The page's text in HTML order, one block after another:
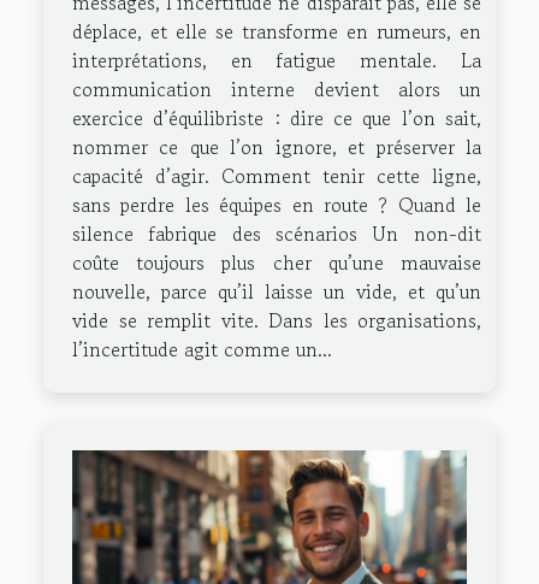
déplace, et elle se transforme en rumeurs, en
interprétations, en fatigue mentale. La
communication interne devient alors un
exercice d’équilibriste : dire ce que l’on sait,
nommer ce que l’on ignore, et préserver la
capacité d’agir. Comment tenir cette ligne,
sans perdre les équipes en route ? Quand le
silence fabrique des scénarios Un non-dit
coûte toujours plus cher qu’une mauvaise
nouvelle, parce qu’il laisse un vide, et qu’un
vide se remplit vite. Dans les organisations,
l’incertitude agit comme un...